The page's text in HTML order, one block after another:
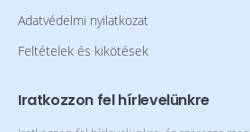
Adatvédelmi nyilatkozat
Feltételek és kikötések
Iratkozzon fel hírlevelünkre